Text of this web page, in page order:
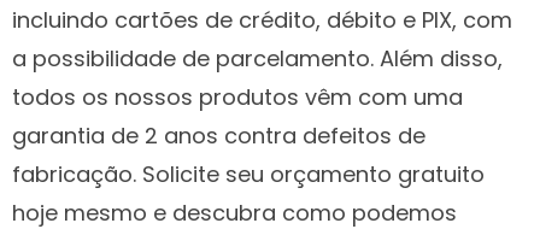
incluindo cartões de crédito, débito e PIX, com
a possibilidade de parcelamento. Além disso,
todos os nossos produtos vêm com uma
garantia de 2 anos contra defeitos de
fabricação. Solicite seu orçamento gratuito
hoje mesmo e descubra como podemos